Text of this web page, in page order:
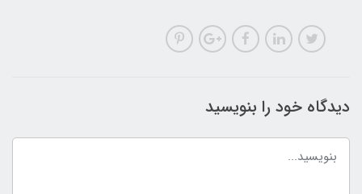
دیدگاه خود را بنویسید